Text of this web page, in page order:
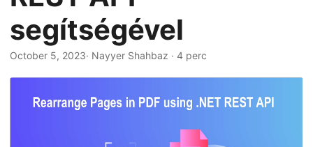
segítségével
October 5, 2023· Nayyer Shahbaz · 4 perc